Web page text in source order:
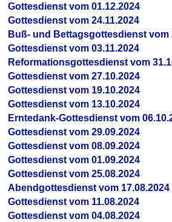
Gottesdienst vom 01.12.2024
Gottesdienst vom 24.11.2024
Buß- und Bettagsgottesdienst vom
Gottesdienst vom 03.11.2024
Reformationsgottesdienst vom
Gottesdienst vom 27.10.2024
Gottesdienst vom 19.10.2024
Gottesdienst vom 13.10.2024
Erntedank-Gottesdienst vom
Gottesdienst vom 29.09.2024
Gottesdienst vom 08.09.2024
Gottesdienst vom 01.09.2024
Gottesdienst vom 25.08.2024
Abendgottesdienst vom 17.08.2024
Gottesdienst vom 11.08.2024
Gottesdienst vom 04.08.2024